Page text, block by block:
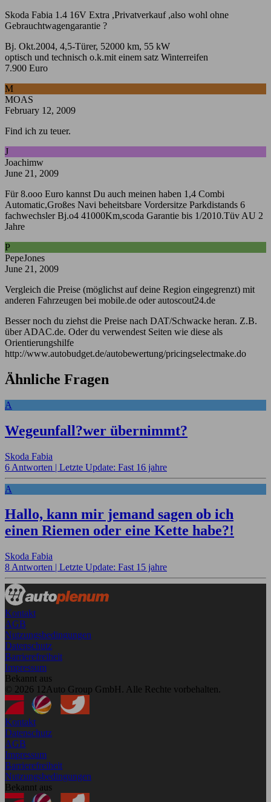
Skoda Fabia 1.4 16V Extra ,Privatverkauf ,also wohl ohne
Gebrauchtwagengarantie ?
Bj. Okt.2004, 4,5-Türer, 52000 km, 55 kW
optisch und technisch o.k.mit einem satz Winterreifen
7.900 Euro
M
MOAS
February 12, 2009
Find ich zu teuer.
J
Joachimw
June 21, 2009
Für 8.ooo Euro kannst Du auch meinen haben 1,4 Combi
Automatic,Großes Navi beheitsbare Vordersitze Parkdistands 6
fachwechsler Bj.o4 41000Km,scoda Garantie bis 1/2010.Tüv AU 2
Jahre
P
PepeJones
June 21, 2009
Vergleich die Preise (möglichst auf deine Region eingegrenzt) mit
anderen Fahrzeugen bei mobile.de oder autoscout24.de
Besser noch du ziehst die Preise nach DAT/Schwacke heran. Z.B.
über ADAC.de. Oder du verwendest Seiten wie diese als
Orientierungshilfe
http://www.autobudget.de/autobewertung/pricingselectmake.do
Ähnliche Fragen
A
Wegeunfall?wer übernimmt?
Skoda Fabia
6 Antworten | Letzte Update: Fast 16 jahre
A
Hallo, kann mir jemand sagen ob ich
einen Riemen oder eine Kette habe?!
Skoda Fabia
8 Antworten | Letzte Update: Fast 15 jahre
Kontakt
AGB
Nutzungsbedingungen
Datenschutz
Barrierefreiheit
Impressum
Bekannt aus
© 2026 12Auto Group GmbH. Alle Rechte vorbehalten.
Kontakt
Datenschutz
AGB
Impressum
Barrierefreiheit
Nutzungsbedingungen
Bekannt aus